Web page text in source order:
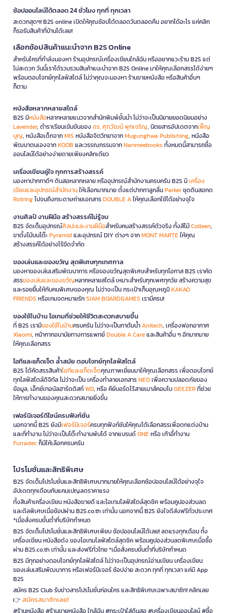
ช้อปออนไลน์ได้ตลอด 24 ชั่วโมง ทุกที่ ทุกเวลา
สะดวกสุดๆ! B2S online เปิดให้คุณช้อปได้ตลอดวันตลอดคืน อยากได้อะไร แค่คลิก
ก็รอรับสินค้าที่บ้านได้เลย!
เลือกช้อปสินค้าแนะนำจาก B2S Online
สำหรับใครที่กำลังมองหา ร้านอุปกรณ์เครื่องเขียนใกล้ฉัน หรืออยากแวะร้าน B2S แต่
ไม่สะดวก วันนี้เราได้รวบรวมสินค้าแนะนำจาก B2S Online มาให้คุณเลือกสรรได้ง่ายๆ
พร้อมตอบโจทย์ทุกไลฟ์สไตล์ ไม่ว่าคุณจะมองหา ร้านขายหนังสือ หรือสินค้าอื่นๆ
ก็ตาม
หนังสือหลากหลายสไตล์
B2S มีหนังสือหลากหลายแนวจากสำนักพิมพ์ชั้นนำ ไม่ว่าจะเป็นนิยายยอดนิยมอย่าง
Lavender, ตำราเรียนเข้มข้นของดร. ศุภวัฒน์ พุกเจริญ, นิตยสารอัปเดตจากเพ็ญ
บุญ, หนังสือเด็กจากMIS หนังสือจิตวิทยาจากMugunghwa Publishing, หนังสือ
พัฒนาตนเองจากKOOB และวรรณกรรมจากNanmeebooks ทั้งหมดนี้สามารถซื้อ
ออนไลน์ได้อย่างง่ายดายเพียงคลิกเดียว
เครื่องเขียนคู่ใจ ทุกการสร้างสรรค์
มองหาปากกาดีๆ ดินสอหลากหลาย หรืออุปกรณ์สำนักงานครบครัน B2S มีเครื่อง
เขียนและอุปกรณ์สำนักงานให้เลือกมากมาย ตั้งแต่ปากกาลูกลื่นParkerชุดดินสอกด
Rotringไปจนถึงกระดาษถ่ายเอกสารDOUBLE Aให้คุณเลือกใช้ได้อย่างจุใจ
งานศิลป์ งานฝีมือ สร้างสรรค์ไม่รู้จบ
B2S จัดเต็มอุปกรณ์ศิลปะและงานฝีมือสำหรับคนสร้างสรรค์ตัวจริง ทั้งสีไม้Colleen,
ขาตั้งไม้บนโต๊ะPyramidและอุปกรณ์ DIY ต่างๆ จากMONT MARTEให้คุณ
สร้างสรรค์ได้อย่างไร้ขีดจำกัด
ของเล่นและของขวัญ สุดพิเศษทุกเทศกาล
มองหาของเล่นเสริมพัฒนาการ หรือของขวัญสุดพิเศษสำหรับทุกโอกาส B2S เราคัด
สรรของเล่นและของขวัญหลากหลายสไตล์ เหมาะสำหรับทุกเพศทุกวัย สร้างความสุข
และรอยยิ้มให้กับคนพิเศษของคุณ ไม่ว่าจะเป็น กระเป๋าเก็บอุณหภูมิKAKAO
FRIENDS หรือเกมจดหมายรักSIAM BOARDGAMES เรามีครบ!
ของใช้ในบ้าน ไอเทมที่ช่วยให้ชีวิตสะดวกสบายขึ้น
ที่ B2S เรามีของใช้ในบ้านครบครัน ไม่ว่าจะเป็นกาต้มน้ำAnitech, เครื่องฟอกอากาศ
Xiaomi, หน้ากากอนามัยทางการแพทย์Double A Careและสินค้าอื่น ๆ อีกมากมาย
ให้คุณเลือกสรร
ไอทีและแก็ดเจ็ต ล้ำสมัย ตอบโจทย์ทุกไลฟ์สไตล์
B2S ได้คัดสรรสินค้าไอทีและแก็ดเจ็ตคุณภาพเยี่ยมมาให้คุณเลือกสรร เพื่อตอบโจทย์
ทุกไลฟ์สไตล์ดิจิทัล ไม่ว่าจะเป็น เครื่องทำลายเอกสารNEOเพื่อความปลอดภัยของ
ข้อมูล, เอ็กซ์เทอนัลฮาร์ดดิสก์WD, หรือ คีย์บอร์ดไร้สายเมาส์คอมโบGEEZERที่ช่วย
ให้การทำงานของคุณสะดวกสบายยิ่งขึ้น
เฟอร์นิเจอร์ดีไซน์ครบฟังก์ชั่น
นอกจากนี้ B2S ยังมีเฟอร์นิเจอร์ครบทุกฟังก์ชันให้คุณได้เลือกสรรเพื่อตกแต่งบ้าน
และที่ทำงาน ไม่ว่าจะเป็นโต๊ะทำงานพับได้ จากแบรนด์ONEหรือ เก้าอี้ทำงาน
Furradecก็มีให้เลือกครบครัน
โปรโมชั่นและสิทธิพิเศษ
B2S จัดเต็มโปรโมชั่นและสิทธิพิเศษมากมายให้คุณเลือกช้อปออนไลน์ได้อย่างจุใจ
อัปเดตทุกเดือนกับแคมเปญลดราคาแรง
ทั้งสินค้าเครื่องเขียน หนังสือขายดี และไอเทมไลฟ์สไตล์สุดชิค พร้อมคูปองส่วนลด
และดีลพิเศษเมื่อช้อปผ่าน B2S.co.th เท่านั้น นอกจากนี้ B2S ยังใจดีส่งฟรีทั่วประเทศ
*เมื่อสั่งครบขั้นต่ำที่บริษัทกำหนด
B2S จัดเต็มโปรโมชั่นและสิทธิพิเศษเพียบ ช้อปออนไลน์ได้เลย! ลดแรงทุกเดือน ทั้ง
เครื่องเขียน หนังสือดัง ของไอเทมไลฟ์สไตล์สุดชิค พร้อมคูปองส่วนลดพิเศษเมื่อซื้อ
ผ่าน B2S.co.th เท่านั้น และส่งฟรีทั่วไทย *เมื่อสั่งครบขั้นต่ำที่บริษัทกำหนด
B2S มีทุกอย่างตอบโจทย์ทุกไลฟ์สไตล์ ไม่ว่าจะเป็นอุปกรณ์อ่านเขียน เครื่องเขียน
ของเล่นเสริมพัฒนาการ หรือเฟอร์นิเจอร์ ช้อปง่าย สะดวก ทุกที่ ทุกเวลา แค่มี App
B2S
สมัคร B2S Club รับข่าวสารโปรโมชั่นก่อนใคร และสิทธิพิเศษเฉพาะสมาชิก! คลิกเลย
👉 สมัครสมาชิกเลย!
#ร้านหนังสือ #ร้านขายหนังสือ ใกล้ฉัน #กระเป๋าใส่ดินสอ #เครื่องเขียนออนไลน์ #ซื้อ